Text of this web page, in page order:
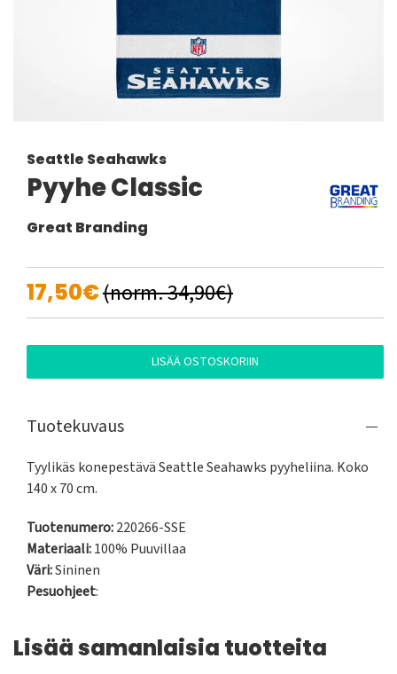
Seattle Seahawks
Pyyhe Classic
Great Branding
17,50€(norm. 34,90€)
LISÄÄ OSTOSKORIIN
Tuotekuvaus
Tyylikäs konepestävä Seattle Seahawks pyyheliina. Koko
140 x 70 cm.
Tuotenumero:220266-SSE
Materiaali:100% Puuvillaa
Väri:Sininen
Pesuohjeet:
Lisää samanlaisia tuotteita